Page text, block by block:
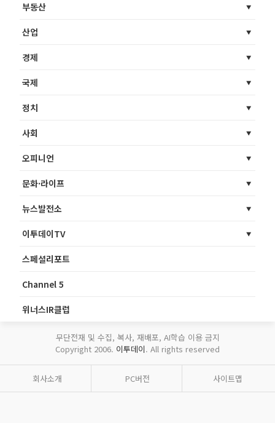
부동산
산업
경제
국제
정치
사회
오피니언
문화·라이프
뉴스발전소
이투데이TV
스페셜리포트
Channel 5
위너스IR클럽
무단전재 및 수집, 복사, 재배포, AI학습 이용 금지
Copyright 2006. 이투데이. All rights reserved
회사소개 PC버전 사이트맵